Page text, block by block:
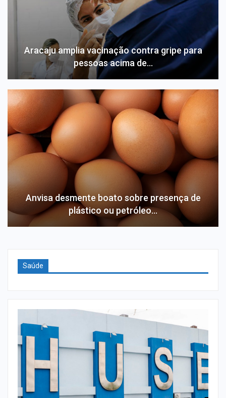
Aracaju amplia vacinação contra gripe para
pessoas acima de…
Anvisa desmente boato sobre presença de
plástico ou petróleo…
Saúde